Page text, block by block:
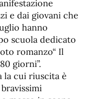
e dai giovani che
hanno
scuola dedicato
romanzo“ Il
giorni”.
la cui riuscita è